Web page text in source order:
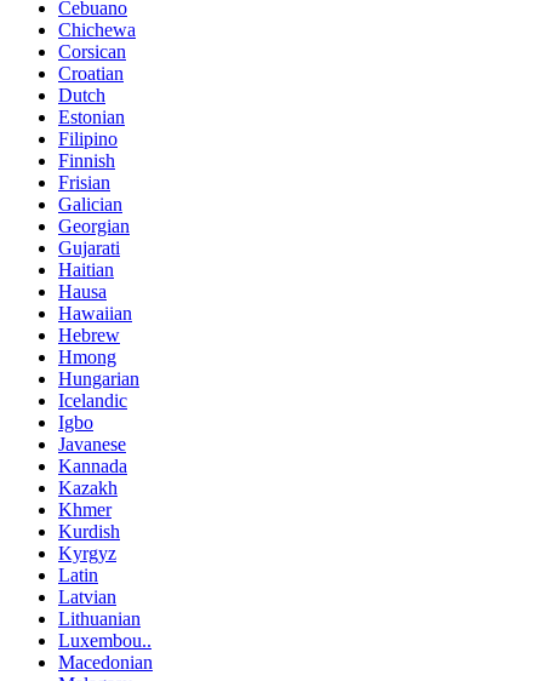
Cebuano
Chichewa
Corsican
Croatian
Dutch
Estonian
Filipino
Finnish
Frisian
Galician
Georgian
Gujarati
Haitian
Hausa
Hawaiian
Hebrew
Hmong
Hungarian
Icelandic
Igbo
Javanese
Kannada
Kazakh
Khmer
Kurdish
Kyrgyz
Latin
Latvian
Lithuanian
Luxembou..
Macedonian